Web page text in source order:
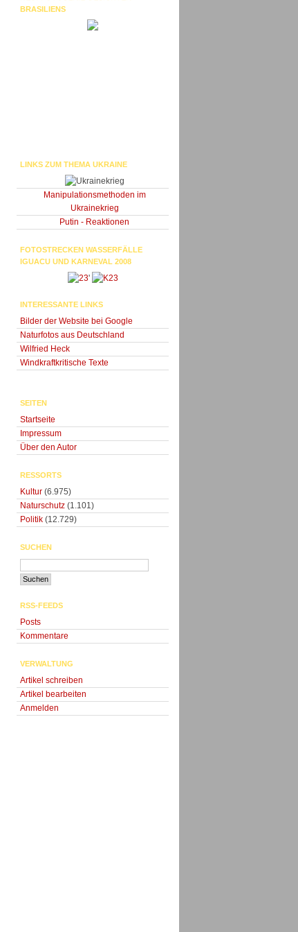
BRASILIENS
LINKS ZUM THEMA UKRAINE
Manipulationsmethoden im
Ukrainekrieg
Putin - Reaktionen
FOTOSTRECKEN WASSERFÄLLE
IGUACU UND KARNEVAL 2008
'
INTERESSANTE LINKS
Bilder der Website bei Google
Naturfotos aus Deutschland
Wilfried Heck
Windkraftkritische Texte
SEITEN
Startseite
Impressum
Über den Autor
RESSORTS
Kultur (6.975)
Naturschutz (1.101)
Politik (12.729)
SUCHEN
RSS-FEEDS
Posts
Kommentare
VERWALTUNG
Artikel schreiben
Artikel bearbeiten
Anmelden